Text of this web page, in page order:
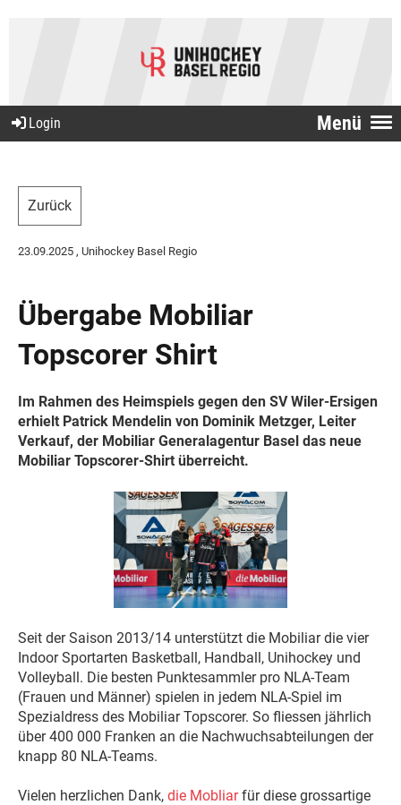
Menü
Login
Zurück
23.09.2025 , Unihockey Basel Regio
Übergabe Mobiliar
Topscorer Shirt
Im Rahmen des Heimspiels gegen den SV Wiler-Ersigen
erhielt Patrick Mendelin von Dominik Metzger, Leiter
Verkauf, der Mobiliar Generalagentur Basel das neue
Mobiliar Topscorer-Shirt überreicht.
Seit der Saison 2013/14 unterstützt die Mobiliar die vier
Indoor Sportarten Basketball, Handball, Unihockey und
Volleyball. Die besten Punktesammler pro NLA-Team
(Frauen und Männer) spielen in jedem NLA-Spiel im
Spezialdress des Mobiliar Topscorer. So fliessen jährlich
über 400 000 Franken an die Nachwuchsabteilungen der
knapp 80 NLA-Teams.
Vielen herzlichen Dank, die Mobliarfür diese grossartige